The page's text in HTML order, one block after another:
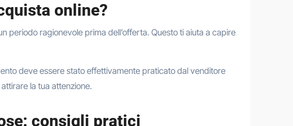
online?
periodo ragionevole prima dell’offerta. Questo ti aiuta a capire
deve essere stato effettivamente praticato dal venditore
la tua attenzione.
consigli pratici